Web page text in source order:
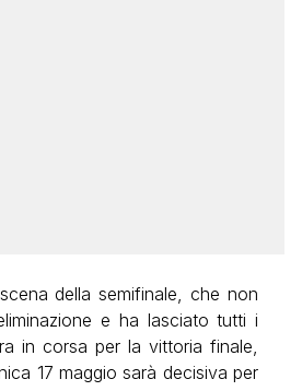
della semifinale, che non
e ha lasciato tutti i
in corsa per la vittoria finale,
17 maggio sarà decisiva per